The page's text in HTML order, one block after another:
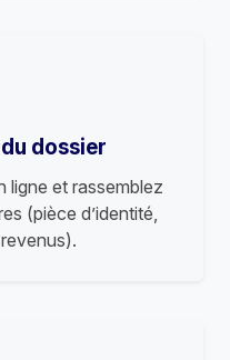
dossier
ligne et rassemblez
(pièce d’identité,